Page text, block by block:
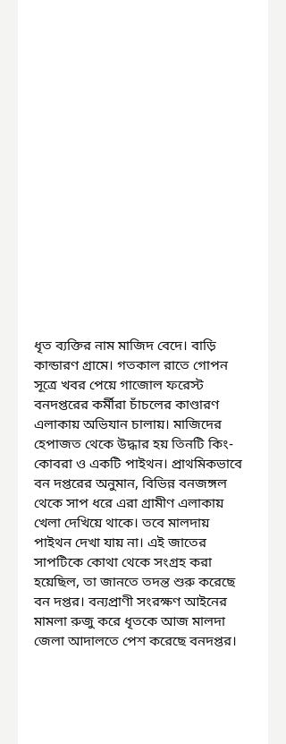
ধৃত ব্যক্তির নাম মাজিদ বেদে। বাড়ি
কান্ডারণ গ্রামে। গতকাল রাতে গোপন
সূত্রে খবর পেয়ে গাজোল ফরেস্ট
বনদপ্তরের কর্মীরা চাঁচলের কাণ্ডারণ
এলাকায় অভিযান চালায়। মাজিদের
হেপাজত থেকে উদ্ধার হয় তিনটি কিং-
কোবরা ও একটি পাইথন। প্রাথমিকভাবে
বন দপ্তরের অনুমান, বিভিন্ন বনজঙ্গল
থেকে সাপ ধরে এরা গ্রামীণ এলাকায়
খেলা দেখিয়ে থাকে। তবে মালদায়
পাইথন দেখা যায় না। এই জাতের
সাপটিকে কোথা থেকে সংগ্রহ করা
হয়েছিল, তা জানতে তদন্ত শুরু করেছে
বন দপ্তর। বন্যপ্রাণী সংরক্ষণ আইনের
মামলা রুজু করে ধৃতকে আজ মালদা
জেলা আদালতে পেশ করেছে বনদপ্তর।